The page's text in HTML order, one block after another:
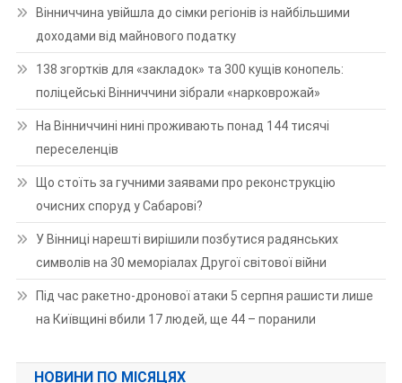
Вінниччина увійшла до сімки регіонів із найбільшими
доходами від майнового податку
138 згортків для «закладок» та 300 кущів конопель:
поліцейські Вінниччини зібрали «нарковрожай»
На Вінниччині нині проживають понад 144 тисячі
переселенців
Що стоїть за гучними заявами про реконструкцію
очисних споруд у Сабарові?
У Вінниці нарешті вирішили позбутися радянських
символів на 30 меморіалах Другої світової війни
Під час ракетно-дронової атаки 5 серпня рашисти лише
на Київщині вбили 17 людей, ще 44 – поранили
НОВИНИ ПО МІСЯЦЯХ